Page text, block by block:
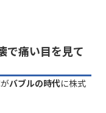
で痛い目を見て
がバブルの時代に株式